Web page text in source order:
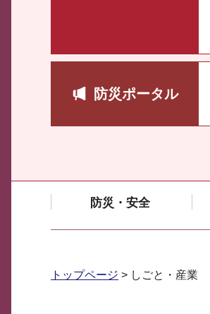
防災ポータル
防災・安全
トップページ > しごと・産業